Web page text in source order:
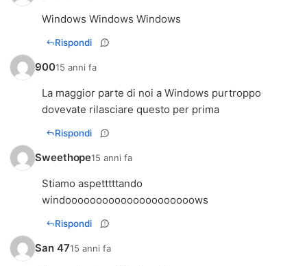
Windows Windows Windows
Rispondi
90015 anni fa
La maggior parte di noi a Windows purtroppo
dovevate rilasciare questo per prima
Rispondi
Sweethope15 anni fa
Stiamo aspetttttando
windooooooooooooooooooooows
Rispondi
San 4715 anni fa